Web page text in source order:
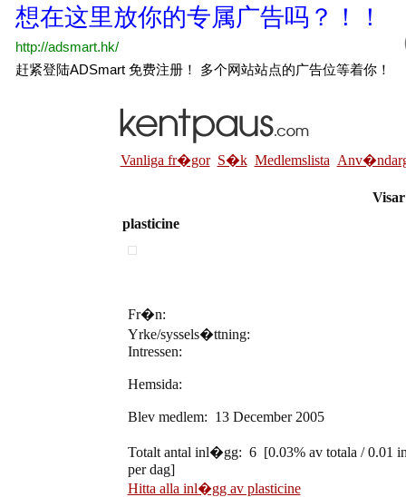
Vanliga fr�gor S�k Medlemslista
plasticine
Fr�n:
Yrke/syssels�ttning:
Intressen:
Hemsida:
Blev medlem: 13 December 2005
Totalt antal inl�gg: 6 [0.03% av totala / 0.01
per dag]
Hitta alla inl�gg av plasticine